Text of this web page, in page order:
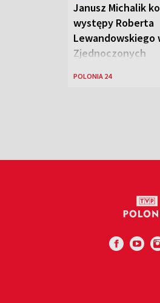
Janusz Michalik
występy Roberta
Lewandowskiego
Zjednoczonych
POLONIA 24